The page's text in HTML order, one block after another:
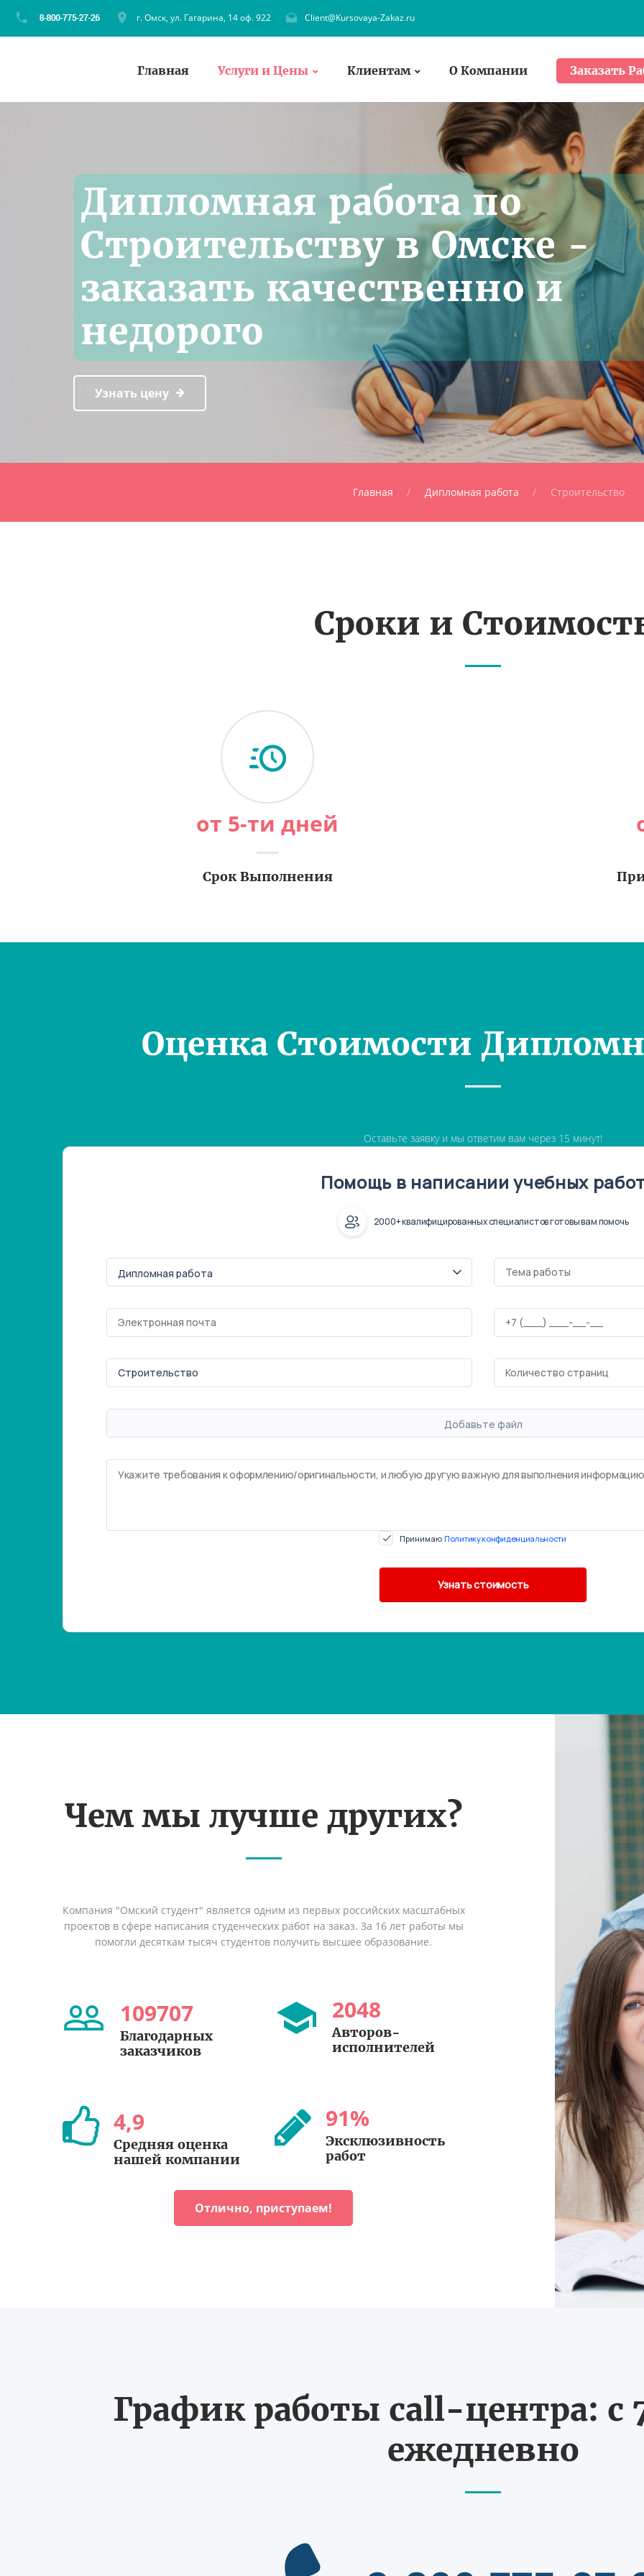
г. Омск, ул. Гагарина, 14 оф. 922 Client@Kursovaya-Zakaz.ru
Главная Услуги и Цены Клиентам О Компании Заказать
Дипломная работа по
Строительству в Омске -
заказать качественно и
недорого
Узнать цену
Главная Дипломная работа Строительство
Сроки и
от 5-ти дней
Срок Выполнения
Оценка Стоимости
Оставьте заявку и мы ответим вам через 15 минут!
Помощь в написании учебных
2000+ квалифицированных специалистов готовы вам помочь
Добавьте файл
Принимаю Политику конфиденциальности
Чем мы лучше других?
Компания "Омский студент" является одним из первых российских масштабных
проектов в сфере написания студенческих работ на заказ. За 16 лет работы мы
помогли десяткам тысяч студентов получить высшее образование.
109707
Благодарных
заказчиков
2048
Авторов-
исполнителей
4,9
Средняя оценка
нашей компании
91%
Эксклюзивность
работ
Отлично, приступаем!
График работы call-центра: с
ежедневно